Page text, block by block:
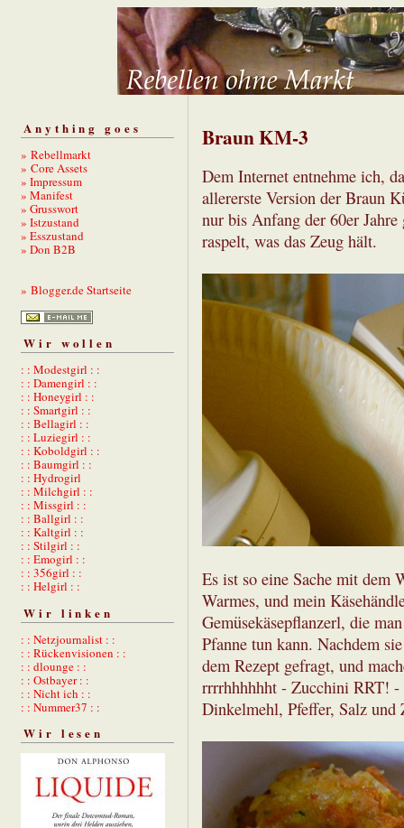
Anything goes
» Rebellmarkt
» Core Assets
» Impressum
» Manifest
» Grusswort
» Istzustand
» Esszustand
» Don B2B
» Blogger.de Startseite
Wir wollen
: : Modestgirl : :
: : Damengirl : :
: : Honeygirl : :
: : Smartgirl : :
: : Bellagirl : :
: : Luziegirl : :
: : Koboldgirl : :
: : Baumgirl : :
: : Hydrogirl
: : Milchgirl : :
: : Missgirl : :
: : Ballgirl : :
: : Kaltgirl : :
: : Stilgirl : :
: : Emogirl : :
: : 356girl : :
: : Helgirl : :
Wir linken
: : Netzjournalist : :
: : Rückenvisionen : :
: : dlounge : :
: : Ostbayer : :
: : Nicht ich : :
: : Nummer37 : :
Wir lesen
Braun KM-3
Dem Internet entnehme ich,
allererste Version der Braun
nur bis Anfang der 60er
raspelt, was das Zeug hält.
Es ist so eine Sache mit dem
Warmes, und mein
Gemüsekäsepflanzerl, die
Pfanne tun kann. Nachdem
dem Rezept gefragt, und
rrrrhhhhhht - Zucchini RRT!
Dinkelmehl, Pfeffer, Salz und